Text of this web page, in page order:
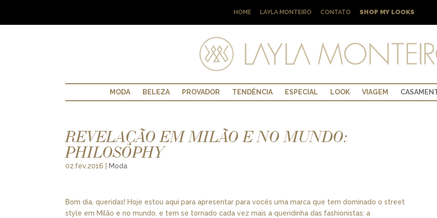
HOME LAYLA MONTEIRO CONTATO SHOP MY LOOKS
MODA BELEZA PROVADOR TENDÊNCIA ESPECIAL LOOK VIAGEM
REVELAÇÃO EM MILÃO E NO MUNDO:
PHILOSOPHY
02.fev.2016 Moda
Bom dia, queridas! Hoje estou aqui para apresentar para vocês uma marca que tem dominado o street
style em Milão e no mundo, e tem se tornado cada vez mais a queridinha das fashionistas: a